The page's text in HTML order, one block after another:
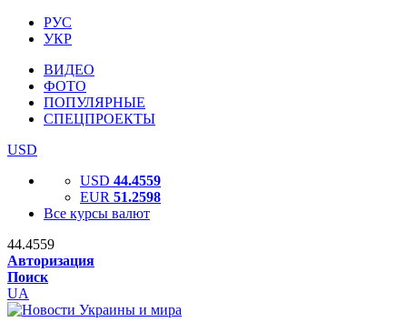
РУС
УКР
ВИДЕО
ФОТО
ПОПУЛЯРНЫЕ
СПЕЦПРОЕКТЫ
USD
USD 44.4559
EUR 51.2598
Все курсы валют
44.4559
Авторизация
Поиск
UA